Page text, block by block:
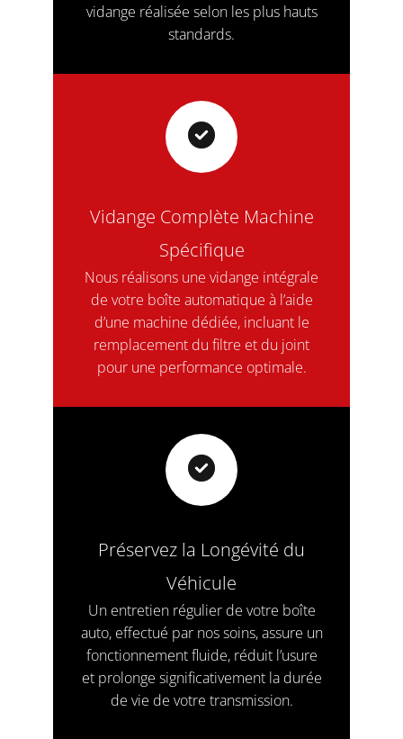
vidange réalisée selon les plus hauts
standards.
Vidange Complète Machine
Spécifique
Nous réalisons une vidange intégrale
de votre boîte automatique à l’aide
d’une machine dédiée, incluant le
remplacement du filtre et du joint
pour une performance optimale.
Préservez la Longévité du
Véhicule
Un entretien régulier de votre boîte
auto, effectué par nos soins, assure un
fonctionnement fluide, réduit l’usure
et prolonge significativement la durée
de vie de votre transmission.